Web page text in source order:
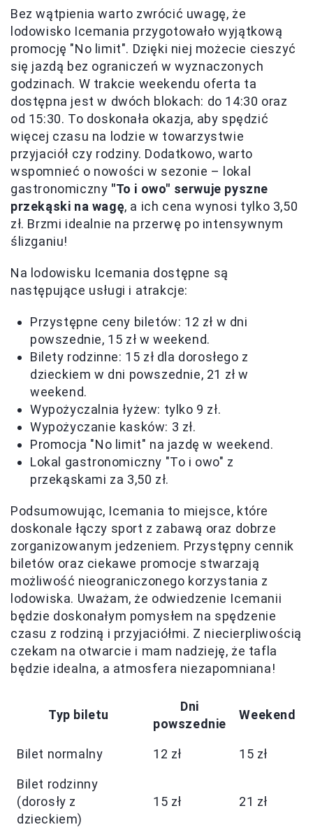
Bez wątpienia warto zwrócić uwagę, że
lodowisko Icemania przygotowało wyjątkową
promocję "No limit". Dzięki niej możecie cieszyć
się jazdą bez ograniczeń w wyznaczonych
godzinach. W trakcie weekendu oferta ta
dostępna jest w dwóch blokach: do 14:30 oraz
od 15:30. To doskonała okazja, aby spędzić
więcej czasu na lodzie w towarzystwie
przyjaciół czy rodziny. Dodatkowo, warto
wspomnieć o nowości w sezonie – lokal
gastronomiczny "To i owo" serwuje pyszne
przekąski na wagę, a ich cena wynosi tylko 3,50
zł. Brzmi idealnie na przerwę po intensywnym
ślizganiu!
Na lodowisku Icemania dostępne są
następujące usługi i atrakcje:
Przystępne ceny biletów: 12 zł w dni
powszednie, 15 zł w weekend.
Bilety rodzinne: 15 zł dla dorosłego z
dzieckiem w dni powszednie, 21 zł w
weekend.
Wypożyczalnia łyżew: tylko 9 zł.
Wypożyczanie kasków: 3 zł.
Promocja "No limit" na jazdę w weekend.
Lokal gastronomiczny "To i owo" z
przekąskami za 3,50 zł.
Podsumowując, Icemania to miejsce, które
doskonale łączy sport z zabawą oraz dobrze
zorganizowanym jedzeniem. Przystępny cennik
biletów oraz ciekawe promocje stwarzają
możliwość nieograniczonego korzystania z
lodowiska. Uważam, że odwiedzenie Icemanii
będzie doskonałym pomysłem na spędzenie
czasu z rodziną i przyjaciółmi. Z niecierpliwością
czekam na otwarcie i mam nadzieję, że tafla
będzie idealna, a atmosfera niezapomniana!
Typ biletu
Dni
powszednie
Weekend
Bilet normalny 12 zł 15 zł
Bilet rodzinny
(dorosły z
dzieckiem)
15 zł 21 zł